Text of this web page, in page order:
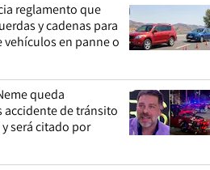
reglamento que
y cadenas para
vehículos en panne o
queda
accidente de tránsito
será citado por